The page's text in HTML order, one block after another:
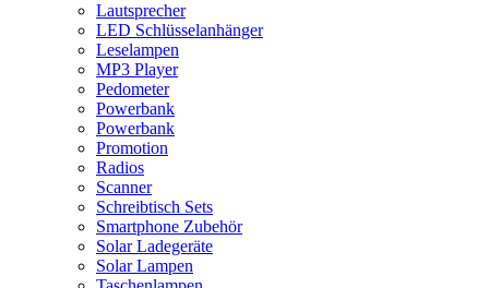
Lautsprecher
LED Schlüsselanhänger
Leselampen
MP3 Player
Pedometer
Powerbank
Powerbank
Promotion
Radios
Scanner
Schreibtisch Sets
Smartphone Zubehör
Solar Ladegeräte
Solar Lampen